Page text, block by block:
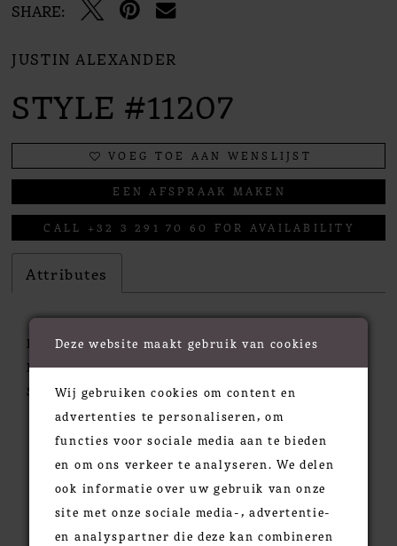
SHARE:
JUSTIN ALEXANDER
STYLE #11207
VOEG TOE AAN WENSLIJST
EEN AFSPRAAK MAKEN
CALL +32 3 291 70 60 FOR AVAILABILITY
Attributes
Fabric:
Lace, Net, Sequins, Tulle
Neckline:
Plunge, Sweetheart
Silhouette:
A- Line
RELATED PRODUCTS
Deze website maakt gebruik van cookies
Wij gebruiken cookies om content en
advertenties te personaliseren, om
functies voor sociale media aan te bieden
en om ons verkeer te analyseren. We delen
ook informatie over uw gebruik van onze
site met onze sociale media-, advertentie-
en analyspartner die deze kan combineren